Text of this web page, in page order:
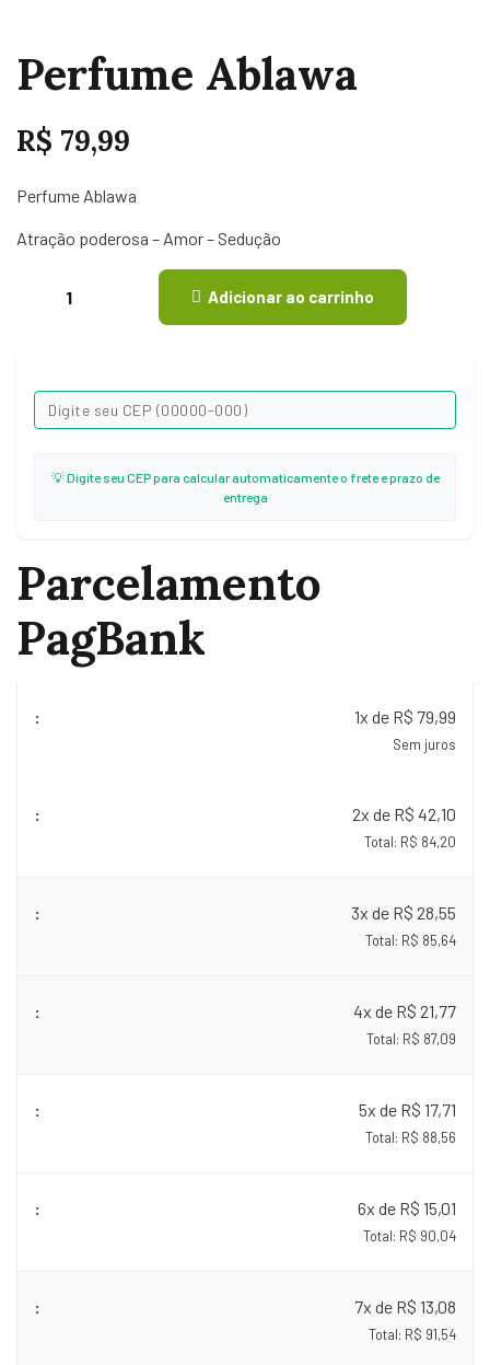
Perfume Ablawa
R$ 79,99
Perfume Ablawa
Atração poderosa – Amor – Sedução
Adicionar ao carrinho
💡 Digite seu CEP para calcular automaticamente o frete e prazo de
entrega
Parcelamento
PagBank
1x de R$ 79,99
Sem juros
2x de R$ 42,10
Total: R$ 84,20
3x de R$ 28,55
Total: R$ 85,64
4x de R$ 21,77
Total: R$ 87,09
5x de R$ 17,71
Total: R$ 88,56
6x de R$ 15,01
Total: R$ 90,04
7x de R$ 13,08
Total: R$ 91,54